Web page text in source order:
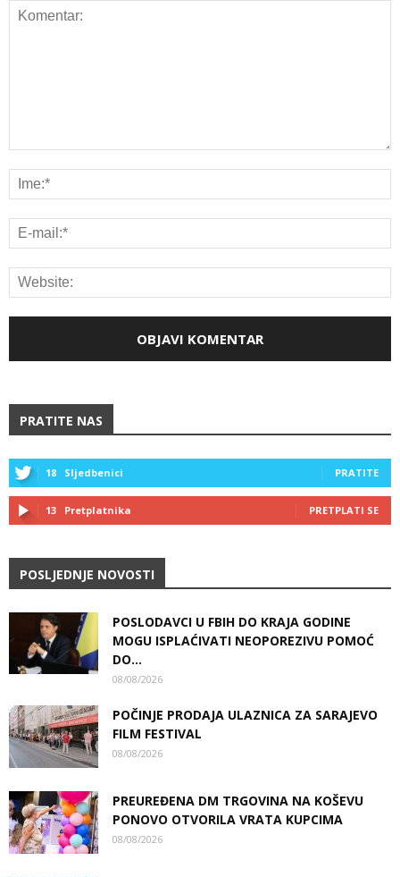
PRATITE NAS
18 Sljedbenici PRATITE
13 Pretplatnika PRETPLATI SE
POSLJEDNJE NOVOSTI
POSLODAVCI U FBIH DO KRAJA GODINE
MOGU ISPLAĆIVATI NEOPOREZIVU POMOĆ
DO...
08/08/2026
POČINJE PRODAJA ULAZNICA ZA SARAJEVO
FILM FESTIVAL
08/08/2026
PREUREĐENA DM TRGOVINA NA KOŠEVU
PONOVO OTVORILA VRATA KUPCIMA
08/08/2026